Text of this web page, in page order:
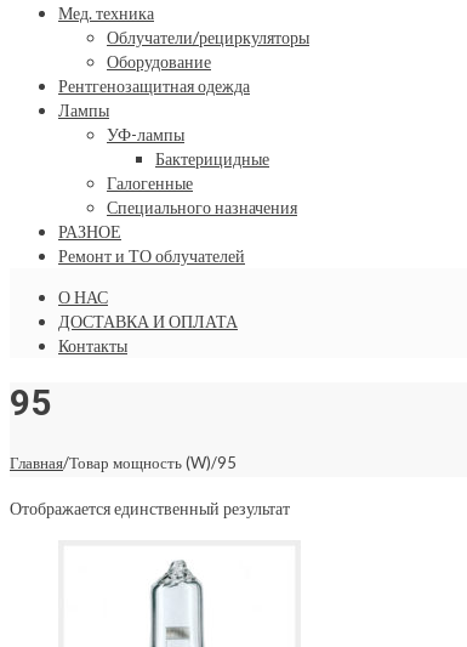
Мед. техника
Облучатели/рециркуляторы
Оборудование
Рентгенозащитная одежда
Лампы
УФ-лампы
Бактерицидные
Галогенные
Специального назначения
РАЗНОЕ
Ремонт и ТО облучателей
О НАС
ДОСТАВКА И ОПЛАТА
Контакты
95
Главная/Товар мощность (W)/95
Отображается единственный результат